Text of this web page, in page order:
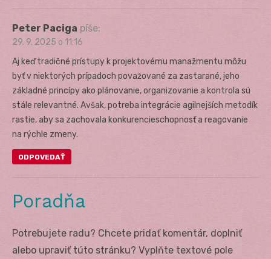
Peter Paciga píše:
29. 9. 2025 o 11:16
Aj keď tradičné prístupy k projektovému manažmentu môžu
byť v niektorých prípadoch považované za zastarané, jeho
základné princípy ako plánovanie, organizovanie a kontrola sú
stále relevantné. Avšak, potreba integrácie agilnejších metodík
rastie, aby sa zachovala konkurencieschopnosť a reagovanie
na rýchle zmeny.
ODPOVEDAŤ
Poradňa
Potrebujete radu? Chcete pridať komentár, doplniť
alebo upraviť túto stránku? Vyplňte textové pole